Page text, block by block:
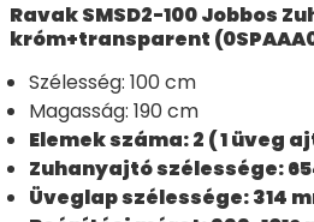
Ravak SMSD2-100 Jobbos
króm+transparent
Szélesség: 100 cm
Magasság: 190 cm
Elemek száma: 2 ( 1 üveg
Zuhanyajtó szélessége:
Üveglap szélessége: 314